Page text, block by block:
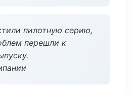
пилотную серию,
перешли к